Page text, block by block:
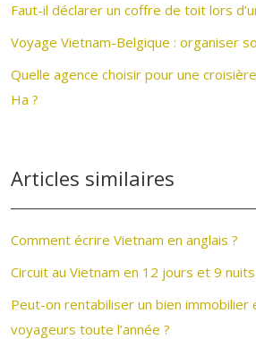
Faut-il déclarer un coffre de toit lors
Voyage Vietnam-Belgique : organiser
Quelle agence choisir pour une
Ha ?
Articles similaires
Comment écrire Vietnam en anglais ?
Circuit au Vietnam en 12 jours et 9
Peut-on rentabiliser un bien immobilier
voyageurs toute l’année ?